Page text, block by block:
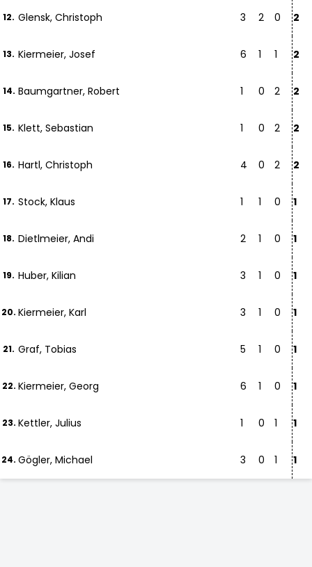
12. Glensk, Christoph 3 2 0 2
13. Kiermeier, Josef 6 1 1 2
14. Baumgartner, Robert 1 0 2 2
15. Klett, Sebastian 1 0 2 2
16. Hartl, Christoph 4 0 2 2
17. Stock, Klaus 1 1 0 1
18. Dietlmeier, Andi 2 1 0 1
19. Huber, Kilian 3 1 0 1
20. Kiermeier, Karl 3 1 0 1
21. Graf, Tobias 5 1 0 1
22. Kiermeier, Georg 6 1 0 1
23. Kettler, Julius 1 0 1 1
24. Gögler, Michael 3 0 1 1